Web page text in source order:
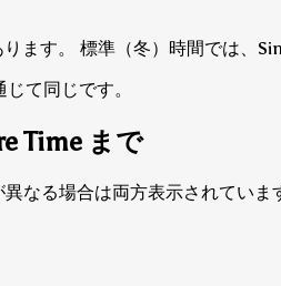
ます。
標準（冬）時間では、
て同じです。
Time まで
なる場合は両方表示されていま